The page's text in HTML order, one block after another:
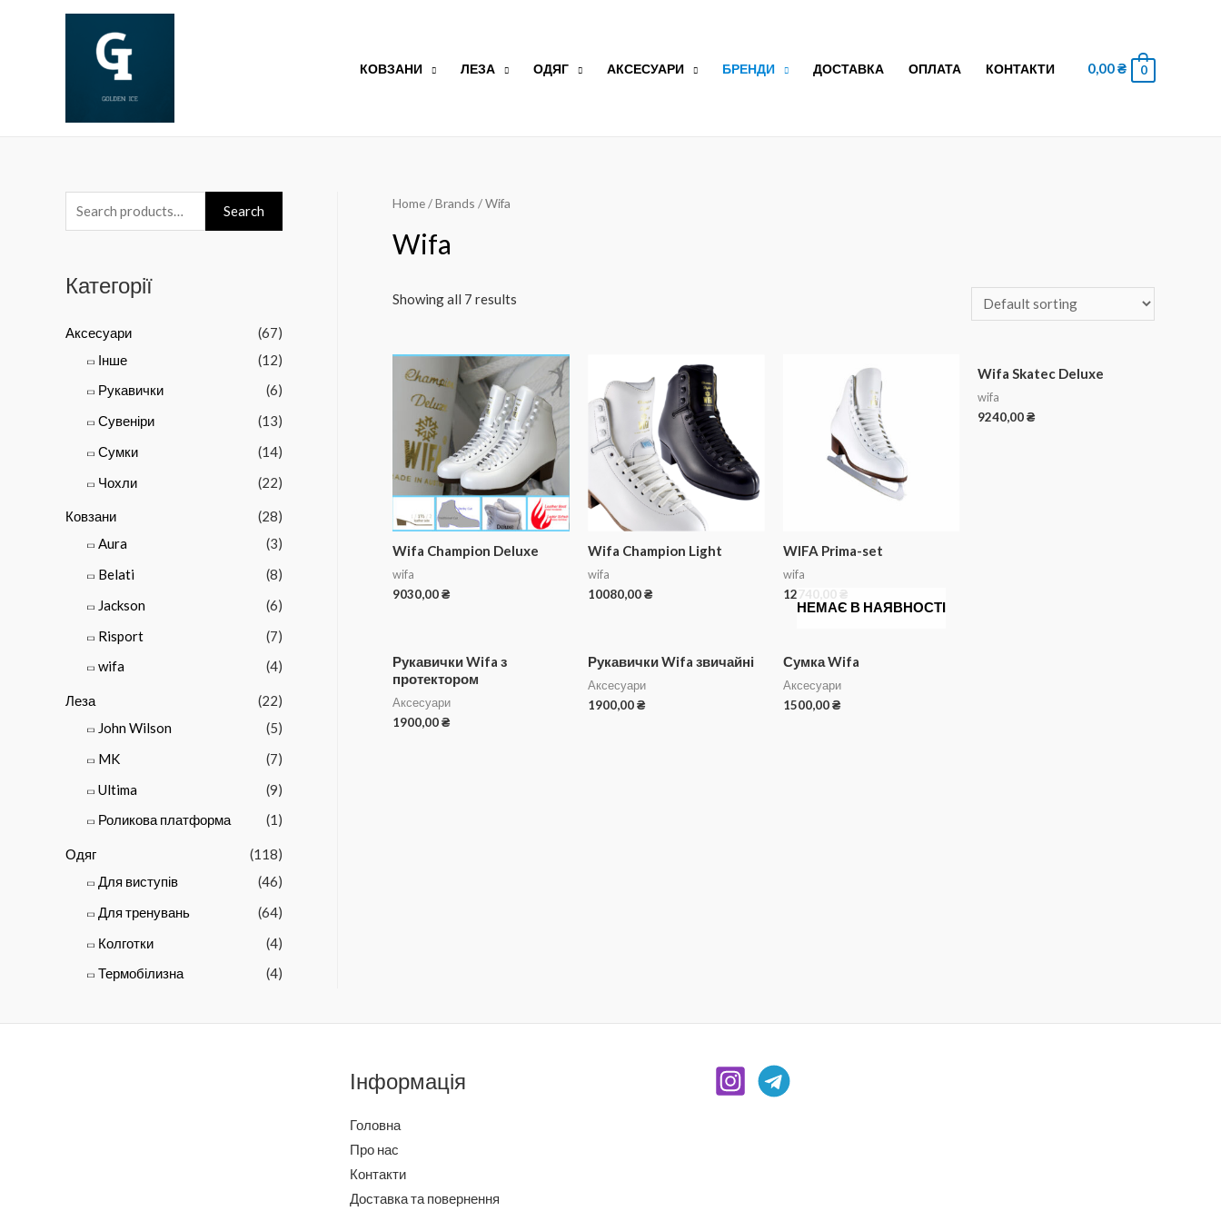
КОВЗАНИ ЛЕЗА ОДЯГ АКСЕСУАРИ БРЕНДИ ДОСТАВКА ОПЛАТА КОНТАКТИ 0,00₴ 0
Search
Категорії
Аксесуари
(67)
Інше
(12)
Рукавички
(6)
Сувеніри
(13)
Сумки
(14)
Чохли
(22)
Ковзани
(28)
Aura
(3)
Belati
(8)
Jackson
(6)
Risport
(7)
wifa
(4)
Леза
(22)
John Wilson
(5)
MK
(7)
Ultima
(9)
Роликова платформа
(1)
Одяг
(118)
Для виступів
(46)
Для тренувань
(64)
Колготки
(4)
Термобілизна
(4)
Home/ Brands / Wifa
Wifa
Showing all 7 results
Wifa Champion Deluxe
wifa
9030,00₴
Wifa Champion Light
wifa
10080,00₴
WIFA Prima-set
wifa
12740,00 ₴
Wifa Skatec Deluxe
wifa
9240,00₴
Рукавички Wifa з
протектором
Аксесуари
1900,00₴
Рукавички Wifa звичайні
Аксесуари
1900,00₴
НЕМАЄ В НАЯВНОСТІ
Сумка Wifa
Аксесуари
1500,00₴
Інформація
Головна
Про нас
Контакти
Доставка та повернення